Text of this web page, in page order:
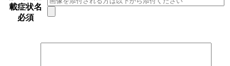
載症状名
必須